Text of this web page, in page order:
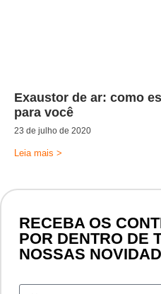
Exaustor de ar: como
para você
23 de julho de 2020
Leia mais >
RECEBA OS
POR DENTRO DE
NOSSAS